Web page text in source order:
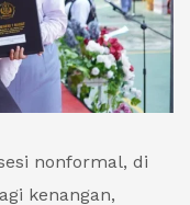
nonformal, di
kenangan,